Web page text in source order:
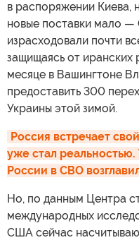
в распоряжении Киева,
новые поставки мало
израсходовали почти
защищаясь от
месяце в Вашингтоне
предоставить 300
Украины этой зимой.
Россия встречает
уже стал
России в СВО
Но, по данным Центра
международных
США сейчас